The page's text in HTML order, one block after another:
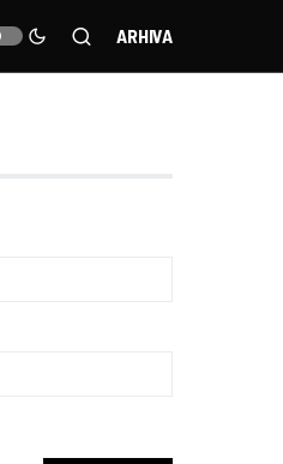
ARHIVA